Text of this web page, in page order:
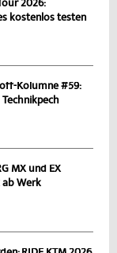
2026:
kostenlos testen
Kolumne #59:
MX und EX
Werk